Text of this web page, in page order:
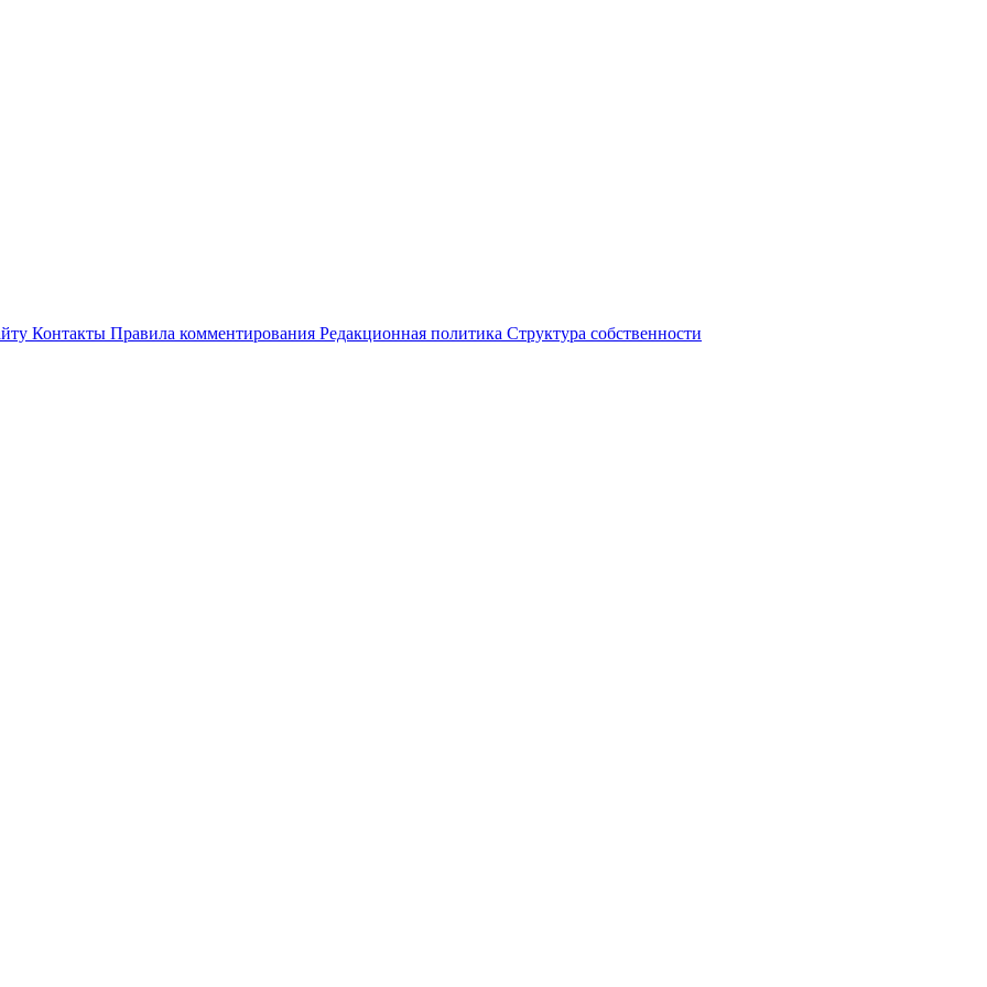
Контакты Правила комментирования Редакционная политика Структура собственности